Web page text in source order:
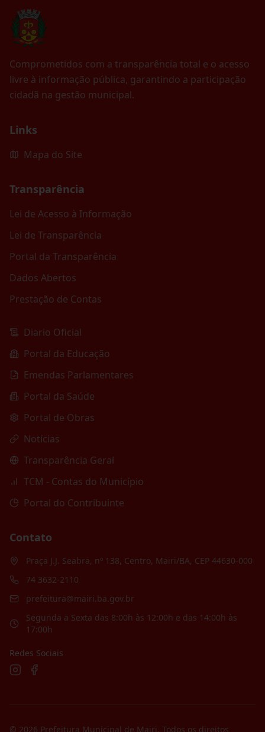
Comprometidos com a transparência total e o acesso
livre à informação pública, garantindo a participação
cidadã na gestão municipal.
Links
Mapa do Site
Transparência
Lei de Acesso à Informação
Lei de Transparência
Portal da Transparência
Dados Abertos
Prestação de Contas
Diario Oficial
Portal da Educação
Emendas Parlamentares
Portal da Saúde
Portal de Obras
Notícias
Transparência Geral
TCM - Contas do Município
Portal do Contribuinte
Contato
Praça J.J. Seabra, nº 138, Centro, Mairi/BA, CEP 44630-000
74 3632-2110
prefeitura@mairi.ba.gov.br
Segunda a Sexta das 8:00h às 12:00h e das 14:00h às
17:00h
Redes Sociais
© 2026 Prefeitura Municipal de Mairi. Todos os direitos